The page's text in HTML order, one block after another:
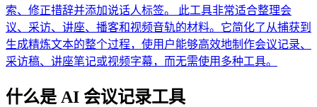
索、修正措辞并添加说话人标签。 此工具非常适合整理会
议、采访、讲座、播客和视频音轨的材料。它简化了从捕获到
生成精炼文本的整个过程，使用户能够高效地制作会议记录、
采访稿、讲座笔记或视频字幕，而无需使用多种工具。
什么是 AI 会议记录工具